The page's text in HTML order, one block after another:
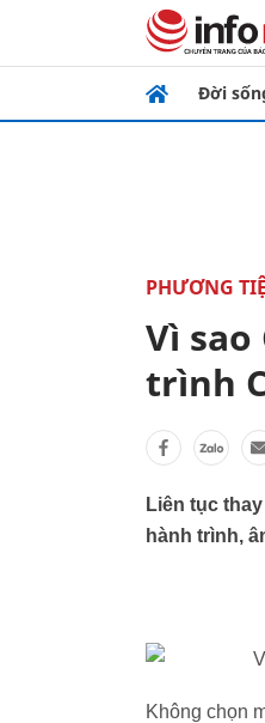
Đời
PHƯƠNG
Vì
trình
Liên tục
hành trình,
Không chọn